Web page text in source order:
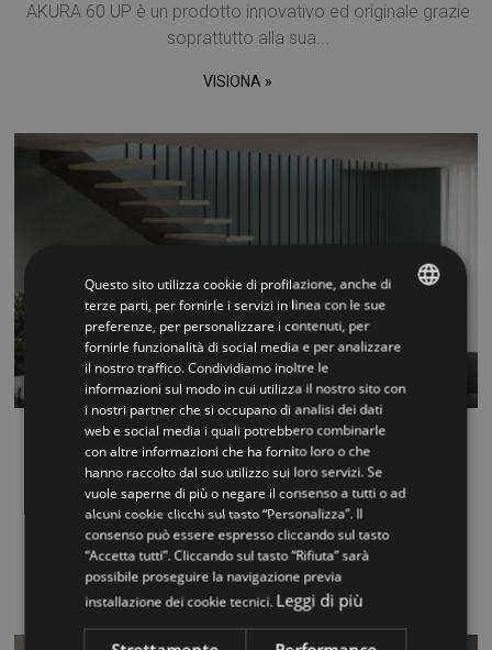
AKURA 60 UP è un prodotto innovativo ed originale grazie
soprattutto alla sua...
VISIONA »
Rexal Mono UP
REXAL MONO UP è un prodotto innovativo ed originale
grazie soprattutto alla s...
H.2550-3150 larghezza fino a mm 900 PREZZO A PARTIRE DA
€6.313,00 comprensivo di trasporto (montaggio ed iva esclusi)
VISIONA »
Questo sito utilizza cookie di profilazione, anche di
terze parti, per fornirle i servizi in linea con le sue
preferenze, per personalizzare i contenuti, per
fornirle funzionalità di social media e per analizzare
il nostro traffico. Condividiamo inoltre le
informazioni sul modo in cui utilizza il nostro sito con
i nostri partner che si occupano di analisi dei dati
web e social media i quali potrebbero combinarle
con altre informazioni che ha fornito loro o che
hanno raccolto dal suo utilizzo sui loro servizi. Se
vuole saperne di più o negare il consenso a tutti o ad
alcuni cookie clicchi sul tasto “Personalizza”. Il
consenso può essere espresso cliccando sul tasto
“Accetta tutti”. Cliccando sul tasto “Rifiuta” sarà
possibile proseguire la navigazione previa
installazione dei cookie tecnici. Leggi di più